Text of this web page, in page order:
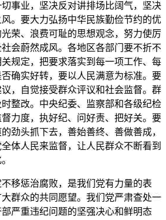
事业，坚决反对讲排场比阔气，坚决
。要大力弘扬中华民族勤俭节约的优
荣、浪费可耻的思想观念，努力使厉
会蔚然成风。各地区各部门要不折不
规定，把要求落实到每一项工作、每
确实好转，要以人民满意为标准。要
，自觉接受群众评议和社会监督。群
整改。中央纪委、监察部和各级纪检
力度，执好纪、问好责、把好关。要
劲头抓下去，善始善终、善做善成，
体人民来监督，让人民群众不断看到
惩治腐败，是我们党有力量的表
群众的共同愿望。我们党严肃查处一
严重违纪问题的坚强决心和鲜明态